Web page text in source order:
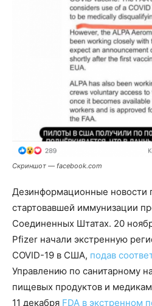
Скриншот — facebook.com
Дезинформационные новости
стартовавшей иммунизации
Соединенных Штатах. 20
Pfizer начали экстренную
COVID-19 в США, подав
Управлению по санитарному
пищевых продуктов и
11 декабря FDA в экстренном